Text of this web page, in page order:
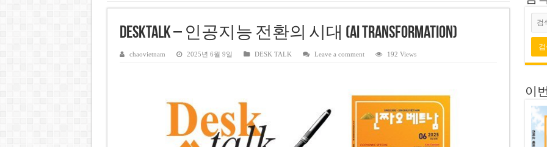
PNJ, 다이아몬드 밀수 여파에 2분기 적자… 10월 임시 주총 개최
팜 녓 브엉 빈그룹 회장 딸, 그룹 계열사 경영에 첫 등장
케펠, 투티엠 엠파이어시티 지분 전량 2억7000만 달러에 매각
베트남주식 HAT, 15년 연속 현금 배당…주당 3,000동 지급
‘1,000억 달러 남북고속철 투자’ 호언장담 메콜로르 회장 체포
베트남 세무당국, 납세자 정보 공개 기준·절차 명확화
Desktalk – 인공지능 전환의 시대 (AI Transformation)
chaovietnam 2025년 6월 9일 DESK TALK Leave a comment 192 Views
이